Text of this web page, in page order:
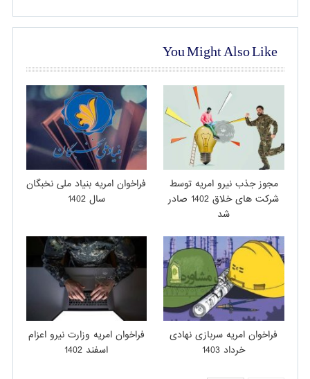
You Might Also Like
مجوز جذب نیرو امریه توسط
شرکت های خلاق 1402 صادر
شد
فراخوان امریه بنیاد ملی نخبگان
سال 1402
فراخوان امریه سربازی نهادی
خرداد 1403
فراخوان امریه وزارت نیرو اعزام
اسفند 1402